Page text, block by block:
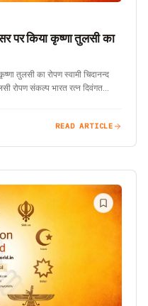
पर किया कृष्णा तुलसी का
तुलसी का रोपण स्वामी चिदानन्द
रोपण संकल्प भारत रत्न दिवंगत…
READ ARTICLE